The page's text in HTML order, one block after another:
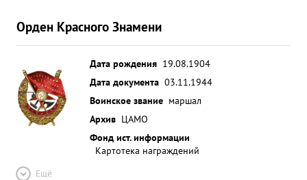
Орден Красного Знамени
Дата рождения 19.08.1904
Дата документа 03.11.1944
Воинское звание маршал
Архив ЦАМО
Фонд ист. информации
Картотека награждений
Ещё